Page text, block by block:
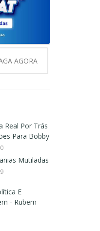
AGORA
Real Por Trás
Para Bobby
Mutiladas
E
- Rubem